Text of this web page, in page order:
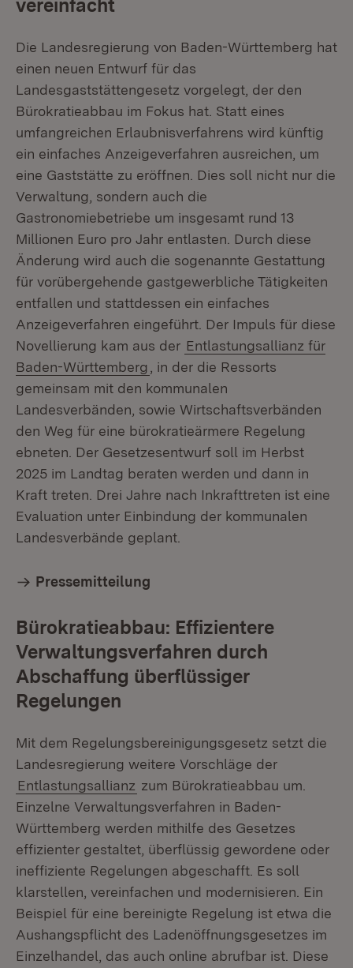
vereinfacht
Die Landesregierung von Baden-Württemberg hat
einen neuen Entwurf für das
Landesgaststättengesetz vorgelegt, der den
Bürokratieabbau im Fokus hat. Statt eines
umfangreichen Erlaubnisverfahrens wird künftig
ein einfaches Anzeigeverfahren ausreichen, um
eine Gaststätte zu eröffnen. Dies soll nicht nur die
Verwaltung, sondern auch die
Gastronomiebetriebe um insgesamt rund 13
Millionen Euro pro Jahr entlasten. Durch diese
Änderung wird auch die sogenannte Gestattung
für vorübergehende gastgewerbliche Tätigkeiten
entfallen und stattdessen ein einfaches
Anzeigeverfahren eingeführt. Der Impuls für diese
Novellierung kam aus der Entlastungsallianz für
Baden-Württemberg
, in der die Ressorts
gemeinsam mit den kommunalen
Landesverbänden, sowie Wirtschaftsverbänden
den Weg für eine bürokratieärmere Regelung
ebneten. Der Gesetzesentwurf soll im Herbst
2025 im Landtag beraten werden und dann in
Kraft treten. Drei Jahre nach Inkrafttreten ist eine
Evaluation unter Einbindung der kommunalen
Landesverbände geplant.
Pressemitteilung
Bürokratieabbau: Effizientere
Verwaltungsverfahren durch
Abschaffung überflüssiger
Regelungen
Mit dem Regelungsbereinigungsgesetz setzt die
Landesregierung weitere Vorschläge der
Entlastungsallianz zum Bürokratieabbau um.
Einzelne Verwaltungsverfahren in Baden-
Württemberg werden mithilfe des Gesetzes
effizienter gestaltet, überflüssig gewordene oder
ineffiziente Regelungen abgeschafft. Es soll
klarstellen, vereinfachen und modernisieren. Ein
Beispiel für eine bereinigte Regelung ist etwa die
Aushangspflicht des Ladenöffnungsgesetzes im
Einzelhandel, das auch online abrufbar ist. Diese